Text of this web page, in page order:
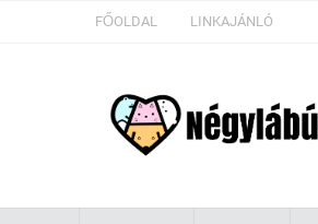
FŐOLDAL LINKAJÁNLÓ